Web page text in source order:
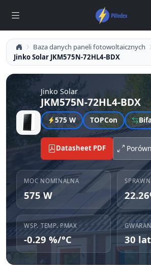
Baza danych paneli fotowoltaicznych
Jinko Solar JKM575N-72HL4-BDX
Jinko Solar
JKM575N-72HL4-BDX
575 W TOPCon
Datasheet PDF
MOC NOMINALNA
575 W
WSP. TEMP. PMAX
-0.29 %/°C 30 lat